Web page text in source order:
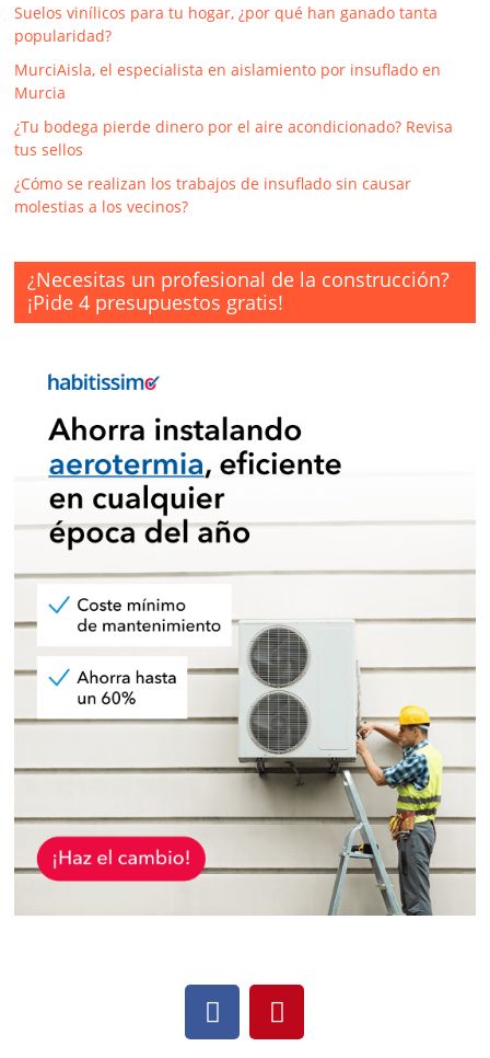
Suelos vinílicos para tu hogar, ¿por qué han ganado tanta
popularidad?
MurciAisla, el especialista en aislamiento por insuflado en
Murcia
¿Tu bodega pierde dinero por el aire acondicionado? Revisa
tus sellos
¿Cómo se realizan los trabajos de insuflado sin causar
molestias a los vecinos?
¿Necesitas un profesional de la construcción?
¡Pide 4 presupuestos gratis!